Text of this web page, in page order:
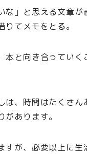
な」と思える文章が
てメモをとる。
本と向き合っていく
は、時間はたくさん
があります。
すが、必要以上に生